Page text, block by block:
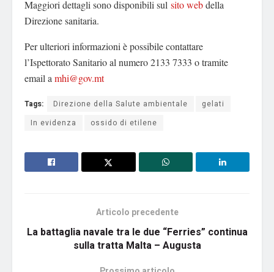
Maggiori dettagli sono disponibili sul sito webdella
Direzione sanitaria.
Per ulteriori informazioni è possibile contattare
l’Ispettorato Sanitario al numero 2133 7333 o tramite
email a mhi@gov.mt
Tags: Direzione della Salute ambientale
gelati
In evidenza
ossido di etilene
Articolo precedente
La battaglia navale tra le due “Ferries” continua
sulla tratta Malta – Augusta